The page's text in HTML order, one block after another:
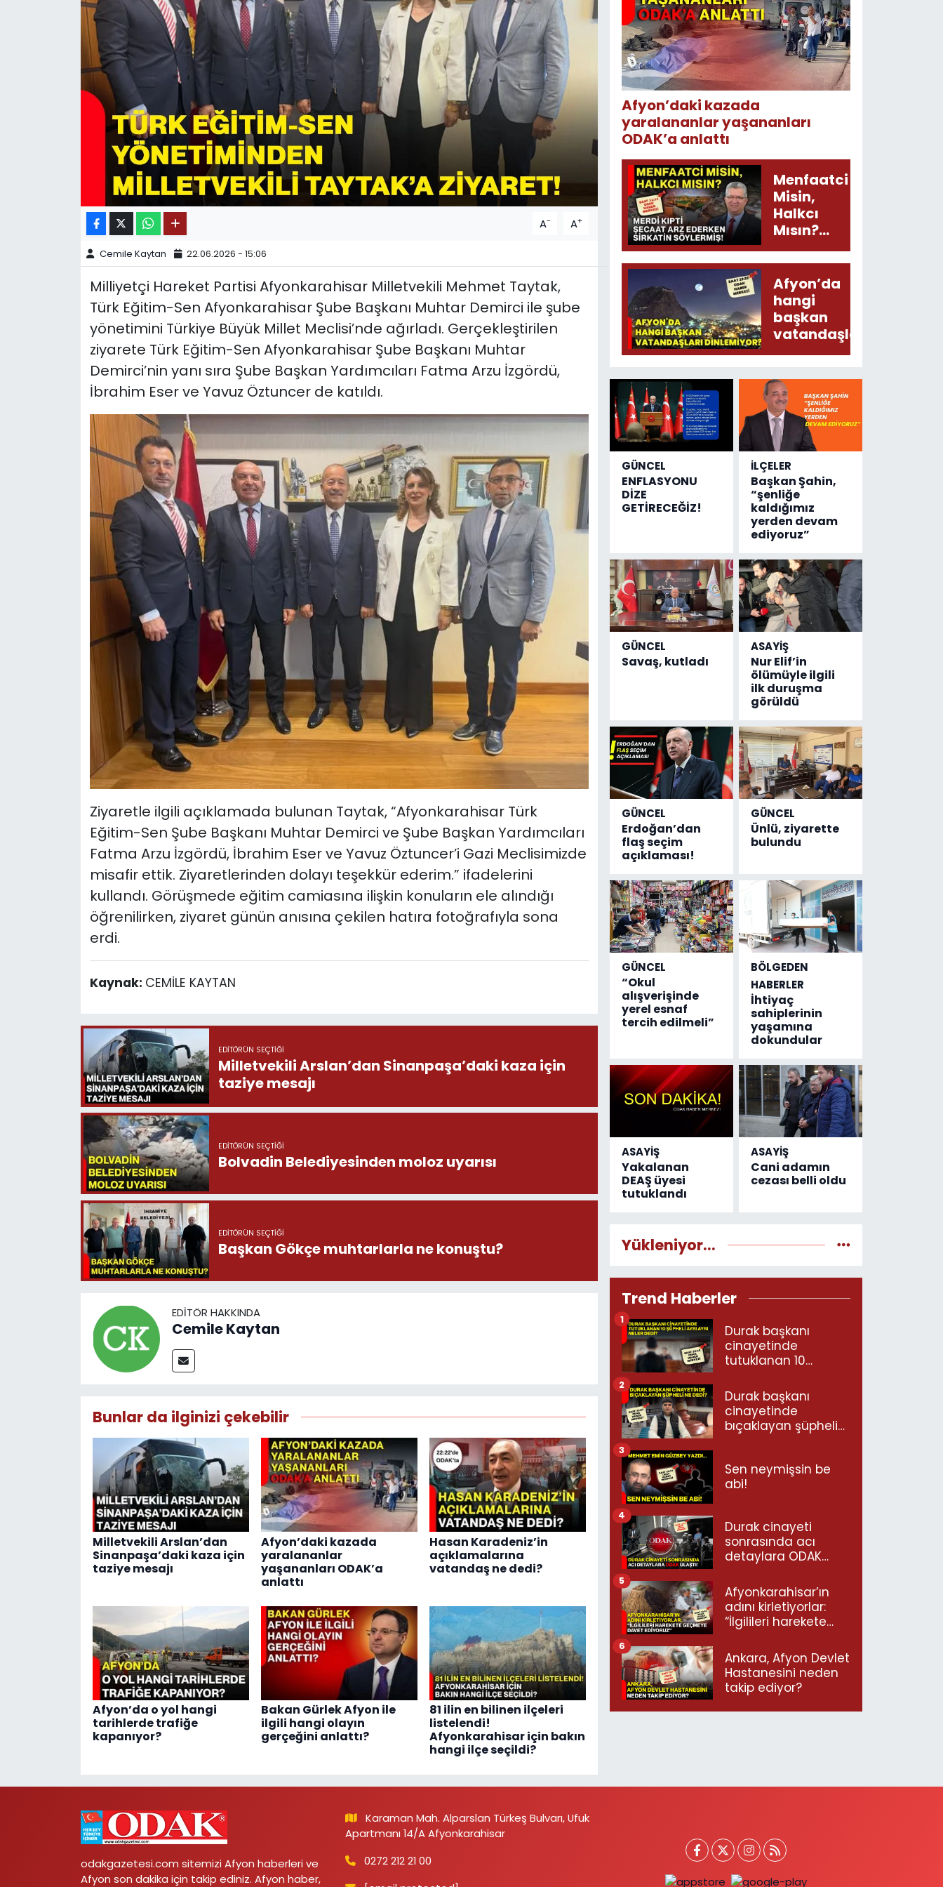
A- A+
Cemile Kaytan 22.06.2026 - 15:06
Milliyetçi Hareket Partisi Afyonkarahisar Milletvekili Mehmet Taytak,
Türk Eğitim-Sen Afyonkarahisar Şube Başkanı Muhtar Demirci ile şube
yönetimini Türkiye Büyük Millet Meclisi’nde ağırladı. Gerçekleştirilen
ziyarete Türk Eğitim-Sen Afyonkarahisar Şube Başkanı Muhtar
Demirci’nin yanı sıra Şube Başkan Yardımcıları Fatma Arzu İzgördü,
İbrahim Eser ve Yavuz Öztuncer de katıldı.
Ziyaretle ilgili açıklamada bulunan Taytak, “Afyonkarahisar Türk
Eğitim-Sen Şube Başkanı Muhtar Demirci ve Şube Başkan Yardımcıları
Fatma Arzu İzgördü, İbrahim Eser ve Yavuz Öztuncer’i Gazi Meclisimizde
misafir ettik. Ziyaretlerinden dolayı teşekkür ederim.” ifadelerini
kullandı. Görüşmede eğitim camiasına ilişkin konuların ele alındığı
öğrenilirken, ziyaret günün anısına çekilen hatıra fotoğrafıyla sona
erdi.
Kaynak: CEMİLE KAYTAN
EDITÖRÜN SEÇTIĞI
Milletvekili Arslan’dan Sinanpaşa’daki kaza için
taziye mesajı
EDITÖRÜN SEÇTIĞI
Bolvadin Belediyesinden moloz uyarısı
EDITÖRÜN SEÇTIĞI
Başkan Gökçe muhtarlarla ne konuştu?
EDITÖR HAKKINDA
Cemile Kaytan
Bunlar da ilginizi çekebilir
Milletvekili Arslan’dan
Sinanpaşa’daki kaza için
taziye mesajı
Afyon’daki kazada
yaralananlar
yaşananları ODAK’a
anlattı
Hasan Karadeniz’in
açıklamalarına
vatandaş ne dedi?
Afyon’da o yol hangi
tarihlerde trafiğe
kapanıyor?
Bakan Gürlek Afyon ile
ilgili hangi olayın
gerçeğini anlattı?
81 ilin en bilinen ilçeleri
listelendi!
Afyonkarahisar için bakın
hangi ilçe seçildi?
Afyon’daki kazada
yaralananlar yaşananları
ODAK’a anlattı
Menfaatci
Misin,
Halkcı
Mısın?
Merdi
Kıpti
Şecaat
Arz
Ederken
Sirkatin
Söylermiş!
Afyon’da
hangi
başkan
vatandaşları
dinlemiyor?
GÜNCEL
ENFLASYONU
DİZE
GETİRECEĞİZ!
İLÇELER
Başkan Şahin,
“şenliğe
kaldığımız
yerden devam
ediyoruz”
GÜNCEL
Savaş, kutladı
ASAYİŞ
Nur Elif’in
ölümüyle ilgili
ilk duruşma
görüldü
GÜNCEL
Erdoğan’dan
flaş seçim
açıklaması!
GÜNCEL
Ünlü, ziyarette
bulundu
GÜNCEL
“Okul
alışverişinde
yerel esnaf
tercih edilmeli”
BÖLGEDEN
HABERLER
İhtiyaç
sahiplerinin
yaşamına
dokundular
ASAYİŞ
Yakalanan
DEAŞ üyesi
tutuklandı
ASAYİŞ
Cani adamın
cezası belli oldu
Yükleniyor...
Trend Haberler
Durak başkanı
cinayetinde
tutuklanan 10
neler dedi?
1
Durak başkanı
cinayetinde
bıçaklayan şüpheli
2
Sen neymişsin be
abi!
3
Durak cinayeti
sonrasında acı
detaylara ODAK
4
Afyonkarahisar’ın
adını kirletiyorlar:
“İlgilileri harekete
ediyoruz”
5
Ankara, Afyon Devlet
Hastanesini neden
takip ediyor?
6
odakgazetesi.com sitemizi Afyon haberleri ve
Afyon son dakika için takip ediniz. Afyon haber,
Karaman Mah. Alparslan Türkeş Bulvarı, Ufuk
Apartmanı 14/A Afyonkarahisar
0272 212 21 00
11:11 MANŞET